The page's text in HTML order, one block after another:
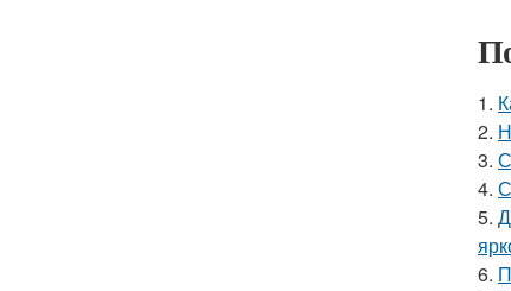
1.
2.
3.
4.
5.
6.